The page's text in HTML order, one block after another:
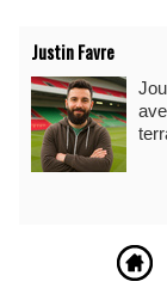
Justin Favre